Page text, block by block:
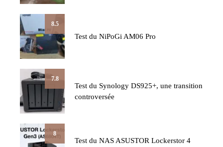
8.5
Test du NiPoGi AM06 Pro
7.8
Test du Synology DS925+, une transition
controversée
8
Test du NAS ASUSTOR Lockerstor 4